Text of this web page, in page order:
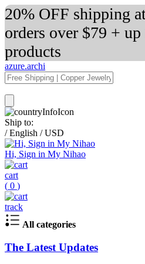
20% OFF shipping
orders over $79 +
products
azure.archi
Ship to:
/ English / USD
Hi, Sign in My Nihao
cart
( 0 )
track
All categories
The Latest Updates